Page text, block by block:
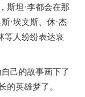
坦·李都会在那
·埃文斯、休·杰
等人纷纷表达哀
己的故事画下了
的英雄梦了。